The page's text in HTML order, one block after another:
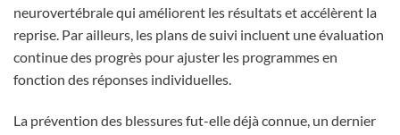
neurovertébrale qui améliorent les résultats et accélèrent la
reprise. Par ailleurs, les plans de suivi incluent une évaluation
continue des progrès pour ajuster les programmes en
fonction des réponses individuelles.
La prévention des blessures fut-elle déjà connue, un dernier